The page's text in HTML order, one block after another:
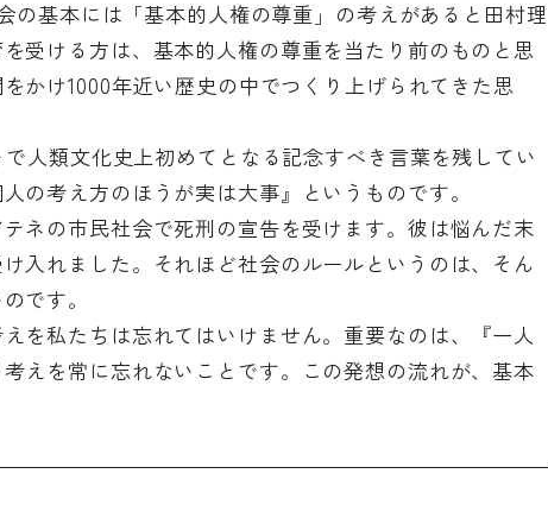
の基本には「基本的人権の尊重」の考えがあると田村理
受ける方は、基本的人権の尊重を当たり前のものと思
かけ1000年近い歴史の中でつくり上げられてきた思
で人類文化史上初めてとなる記念すべき言葉を残してい
の考え方のほうが実は大事』というものです。
ネの市民社会で死刑の宣告を受けます。彼は悩んだ末
入れました。それほど社会のルールというのは、そん
です。
を私たちは忘れてはいけません。重要なのは、『一人
えを常に忘れないことです。この発想の流れが、基本